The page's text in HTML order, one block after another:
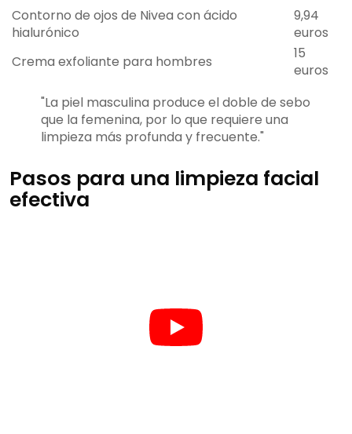
Contorno de ojos de Nivea con ácido
hialurónico
9,94
euros
Crema exfoliante para hombres
15
euros
"La piel masculina produce el doble de sebo
que la femenina, por lo que requiere una
limpieza más profunda y frecuente."
Pasos para una limpieza facial
efectiva